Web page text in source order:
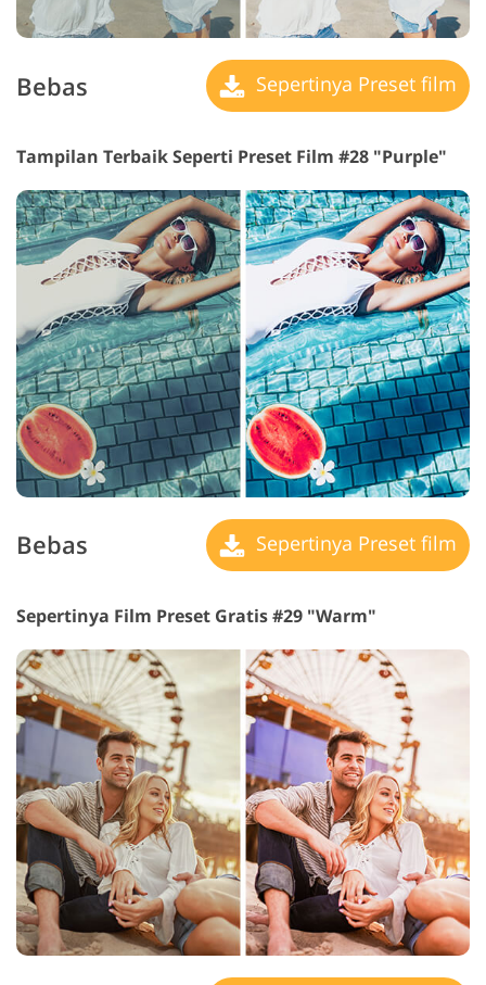
Bebas Sepertinya Preset film
Tampilan Terbaik Seperti Preset Film #28 "Purple"
Bebas Sepertinya Preset film
Sepertinya Film Preset Gratis #29 "Warm"